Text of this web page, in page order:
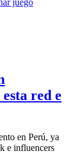
red e
en Perú, ya
e influencers